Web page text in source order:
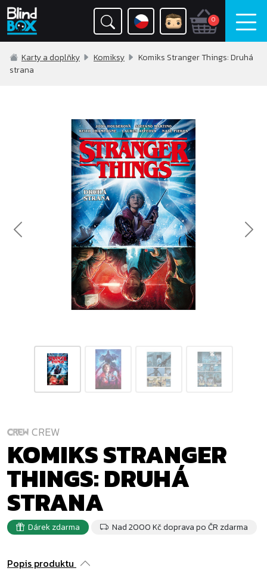
0
Karty a doplňky Komiksy
Komiks Stranger Things: Druhá
strana
Previous
CREW
KOMIKS STRANGER
THINGS: DRUHÁ
STRANA
Dárek zdarma Nad 2000 Kč doprava po ČR zdarma
Popis produktu